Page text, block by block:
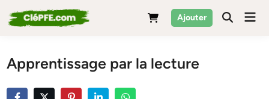
to
Ajouter
Apprentissage par la lecture